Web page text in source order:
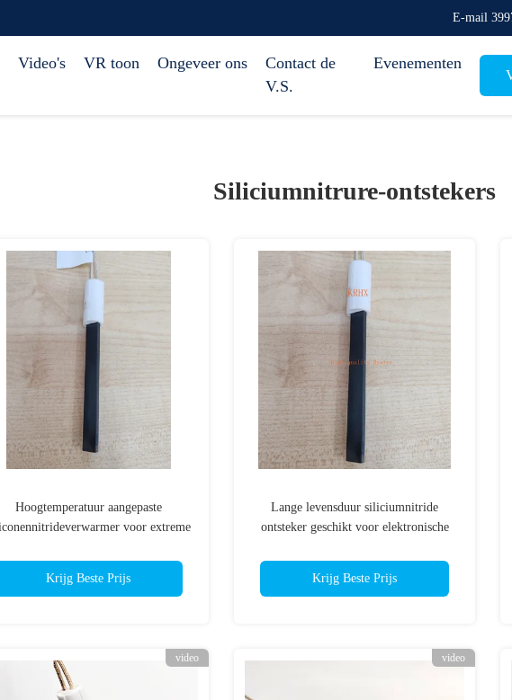
E-mail
Video's VR toon Ongeveer ons
Contact de
V.S.
Evenementen
Siliciumnitrure-ontstekers
Hoogtemperatuur aangepaste
voor extreme
Krijg Beste Prijs
Lange levensduur siliciumnitride
ontsteker geschikt voor elektronische
Krijg Beste Prijs
video video